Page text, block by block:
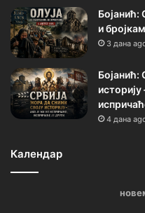
Бојанић:
и
3 дана
Бојанић:
4 дана
Календар